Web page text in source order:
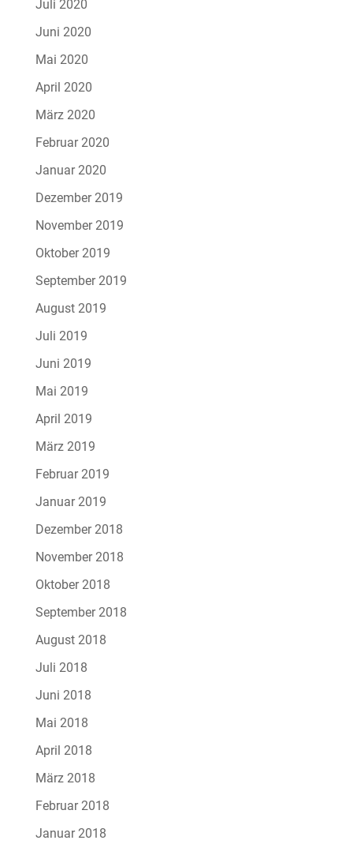
Juli 2020
Juni 2020
Mai 2020
April 2020
März 2020
Februar 2020
Januar 2020
Dezember 2019
November 2019
Oktober 2019
September 2019
August 2019
Juli 2019
Juni 2019
Mai 2019
April 2019
März 2019
Februar 2019
Januar 2019
Dezember 2018
November 2018
Oktober 2018
September 2018
August 2018
Juli 2018
Juni 2018
Mai 2018
April 2018
März 2018
Februar 2018
Januar 2018